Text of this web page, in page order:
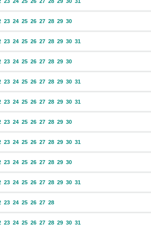
23 24 25 26 27 28 29 30
23 24 25 26 27 28 29 30 31
23 24 25 26 27 28 29 30
23 24 25 26 27 28 29 30 31
23 24 25 26 27 28 29 30 31
23 24 25 26 27 28 29 30
23 24 25 26 27 28 29 30 31
23 24 25 26 27 28 29 30
23 24 25 26 27 28 29 30 31
23 24 25 26 27 28
23 24 25 26 27 28 29 30 31